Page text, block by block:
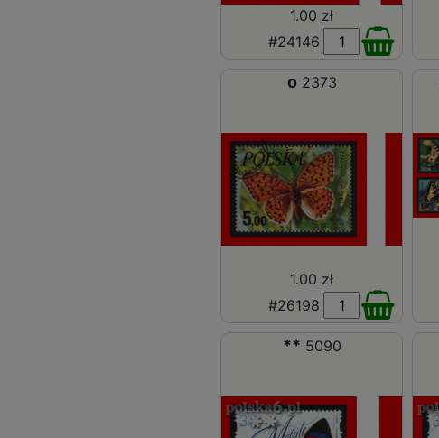
1.00 zł
#24146
o2373
1.00 zł
#26198
** 5090